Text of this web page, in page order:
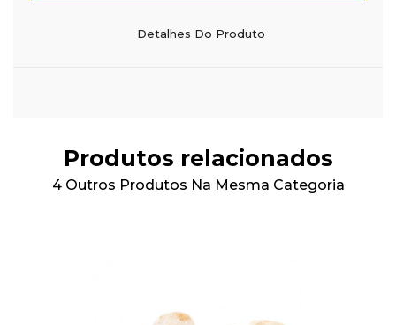
Detalhes Do Produto
Produtos relacionados
4 Outros Produtos Na Mesma Categoria